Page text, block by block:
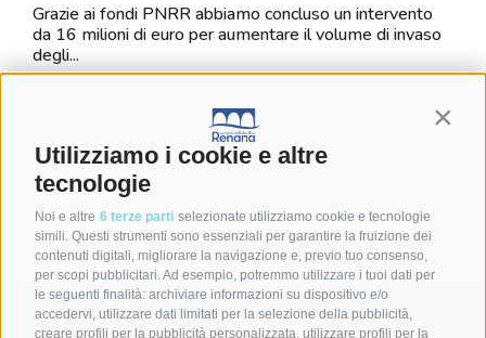
Utilizziamo i cookie e altre
tecnologie
Noi e altre 6 terze parti selezionate utilizziamo cookie e tecnologie
simili. Questi strumenti sono essenziali per garantire la fruizione dei
contenuti digitali, migliorare la navigazione e, previo tuo consenso,
per scopi pubblicitari. Ad esempio, potremmo utilizzare i tuoi dati per
le seguenti finalità: archiviare informazioni su dispositivo e/o
accedervi, utilizzare dati limitati per la selezione della pubblicità,
creare profili per la pubblicità personalizzata, utilizzare profili per la
Grazie ai fondi PNRR abbiamo concluso un intervento
da 16 milioni di euro per aumentare il volume di invaso
degli...
Vuoi contattarci?
Consorzio della Bonifica Renana